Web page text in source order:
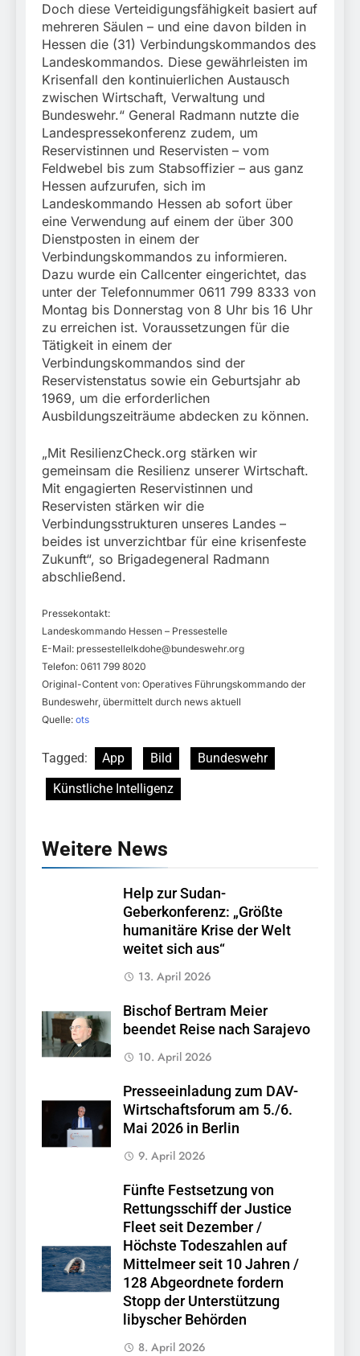
Doch diese Verteidigungsfähigkeit basiert auf
mehreren Säulen – und eine davon bilden in
Hessen die (31) Verbindungskommandos des
Landeskommandos. Diese gewährleisten im
Krisenfall den kontinuierlichen Austausch
zwischen Wirtschaft, Verwaltung und
Bundeswehr.“ General Radmann nutzte die
Landespressekonferenz zudem, um
Reservistinnen und Reservisten – vom
Feldwebel bis zum Stabsoffizier – aus ganz
Hessen aufzurufen, sich im
Landeskommando Hessen ab sofort über
eine Verwendung auf einem der über 300
Dienstposten in einem der
Verbindungskommandos zu informieren.
Dazu wurde ein Callcenter eingerichtet, das
unter der Telefonnummer 0611 799 8333 von
Montag bis Donnerstag von 8 Uhr bis 16 Uhr
zu erreichen ist. Voraussetzungen für die
Tätigkeit in einem der
Verbindungskommandos sind der
Reservistenstatus sowie ein Geburtsjahr ab
1969, um die erforderlichen
Ausbildungszeiträume abdecken zu können.
„Mit ResilienzCheck.org stärken wir
gemeinsam die Resilienz unserer Wirtschaft.
Mit engagierten Reservistinnen und
Reservisten stärken wir die
Verbindungsstrukturen unseres Landes –
beides ist unverzichtbar für eine krisenfeste
Zukunft“, so Brigadegeneral Radmann
abschließend.
Pressekontakt:
Landeskommando Hessen – Pressestelle
E-Mail: pressestellelkdohe@bundeswehr.org
Telefon: 0611 799 8020
Original-Content von: Operatives Führungskommando der
Bundeswehr, übermittelt durch news aktuell
Quelle: ots
Tagged: App Bild
Bundeswehr
Künstliche Intelligenz
Weitere News
Help zur Sudan-
Geberkonferenz: „Größte
humanitäre Krise der Welt
weitet sich aus“
13. April 2026
Bischof Bertram Meier
beendet Reise nach Sarajevo
10. April 2026
Presseeinladung zum DAV-
Wirtschaftsforum am 5./6.
Mai 2026 in Berlin
9. April 2026
Fünfte Festsetzung von
Rettungsschiff der Justice
Fleet seit Dezember /
Höchste Todeszahlen auf
Mittelmeer seit 10 Jahren /
128 Abgeordnete fordern
Stopp der Unterstützung
libyscher Behörden
8. April 2026